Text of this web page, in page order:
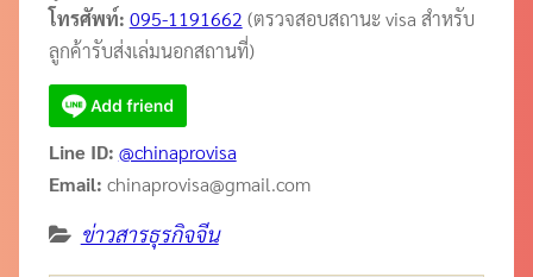
โทรศัพท์: 095-1191662 (ตรวจสอบสถานะ visa สำหรับ
ลูกค้ารับส่งเล่มนอกสถานที่)
Line ID: @chinaprovisa
Email: chinaprovisa@gmail.com
ข่าวสารธุรกิจจีน